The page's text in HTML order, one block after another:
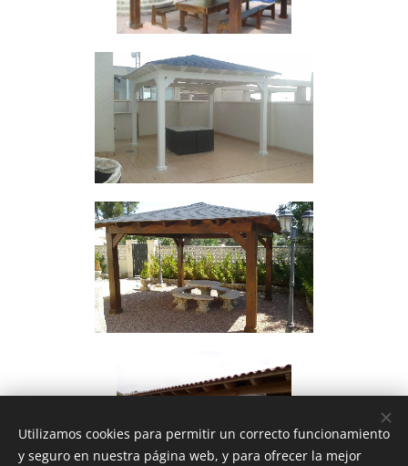
Utilizamos cookies para permitir un correcto funcionamiento
y seguro en nuestra página web, y para ofrecer la mejor